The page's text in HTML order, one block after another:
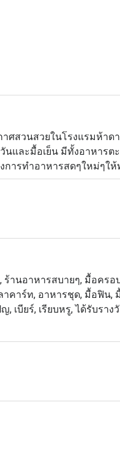
ศสวนสวยในโรงแรมห้าด
นและมื้อเย็น มีทั้งอาหารต
งการทำอาหารสดๆใหม่ๆ
าแซลม่อนอบเกลือแบเต็ม
ห้บริการบุฟเฟ่ต์กูร์เมต์สุดหรู
Bangkok เชื่อมต่อโดยต
อุ่น เหมาะสำหรับบรันช์ ดิ
งถิ่นและนักท่องเที่ยว เห
ย ทั้งรสชาติ บริการ และ
ร้านอาหารสบายๆ, มื้อคร
าคาร์ท, อาหารชุด, มื้อฟิน,
เบียร์, เรียบหรู, ได้รับราง